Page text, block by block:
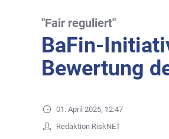
"Fair reguliert"
BaFin-
Bewertung
01. April 2025, 12:47
Redaktion RiskNET